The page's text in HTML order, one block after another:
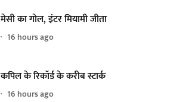
मेसी का गोल, इंटर मियामी जीता
16 hours ago
कपिल के रिकॉर्ड के करीब स्टार्क
16 hours ago